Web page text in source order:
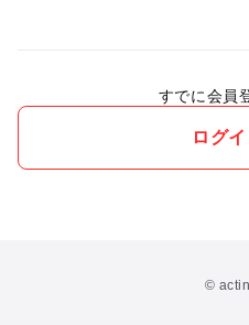
すでに会員
ログ
©